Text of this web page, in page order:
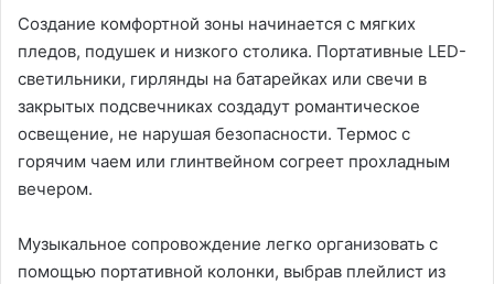
Создание комфортной зоны начинается с мягких
пледов, подушек и низкого столика. Портативные LED-
светильники, гирлянды на батарейках или свечи в
закрытых подсвечниках создадут романтическое
освещение, не нарушая безопасности. Термос с
горячим чаем или глинтвейном согреет прохладным
вечером.
Музыкальное сопровождение легко организовать с
помощью портативной колонки, выбрав плейлист из